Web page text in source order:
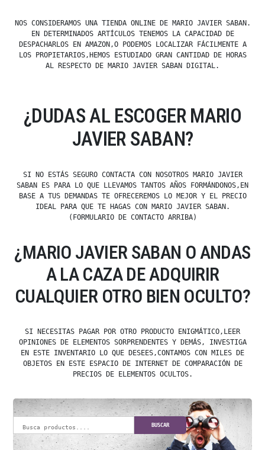
NOS CONSIDERAMOS UNA TIENDA ONLINE DE MARIO JAVIER SABAN.
EN DETERMINADOS ARTÍCULOS TENEMOS LA CAPACIDAD DE
DESPACHARLOS EN AMAZON,O PODEMOS LOCALIZAR FÁCILMENTE A
LOS PROPIETARIOS,HEMOS ESTUDIADO GRAN CANTIDAD DE HORAS
AL RESPECTO DE MARIO JAVIER SABAN DIGITAL.
¿DUDAS AL ESCOGER MARIO
JAVIER SABAN?
SI NO ESTÁS SEGURO CONTACTA CON NOSOTROS MARIO JAVIER
SABAN ES PARA LO QUE LLEVAMOS TANTOS AÑOS FORMÁNDONOS,EN
BASE A TUS DEMANDAS TE OFRECEREMOS LO MEJOR Y EL PRECIO
IDEAL PARA QUE TE HAGAS CON MARIO JAVIER SABAN.
(FORMULARIO DE CONTACTO ARRIBA)
¿MARIO JAVIER SABAN O ANDAS
A LA CAZA DE ADQUIRIR
CUALQUIER OTRO BIEN OCULTO?
SI NECESITAS PAGAR POR OTRO PRODUCTO ENIGMÁTICO,LEER
OPINIONES DE ELEMENTOS SORPRENDENTES Y DEMÁS, INVESTIGA
EN ESTE INVENTARIO LO QUE DESEES,CONTAMOS CON MILES DE
OBJETOS EN ESTE ESPACIO DE INTERNET DE COMPARACIÓN DE
PRECIOS DE ELEMENTOS OCULTOS.
BUSCAR